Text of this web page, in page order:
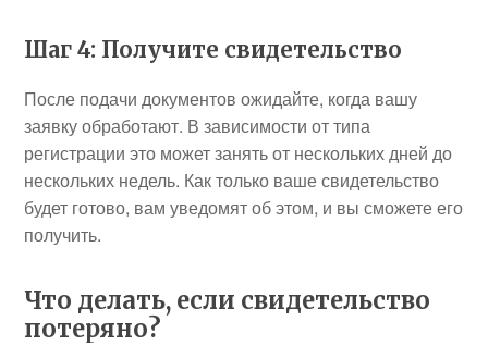
Шаг 4: Получите свидетельство
После подачи документов ожидайте, когда вашу
заявку обработают. В зависимости от типа
регистрации это может занять от нескольких дней до
нескольких недель. Как только ваше свидетельство
будет готово, вам уведомят об этом, и вы сможете его
получить.
Что делать, если свидетельство
потеряно?